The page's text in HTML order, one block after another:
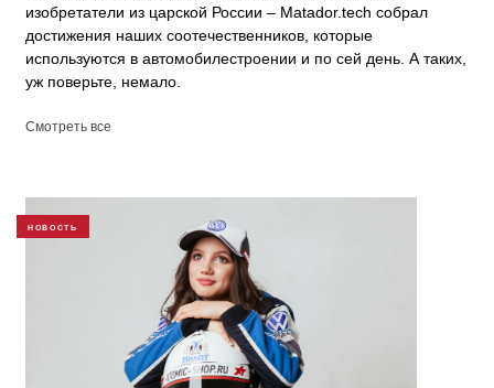
изобретатели из царской России – Matador.tech собрал
достижения наших соотечественников, которые
используются в автомобилестроении и по сей день. А таких,
уж поверьте, немало.
Смотреть все
НОВОСТЬ